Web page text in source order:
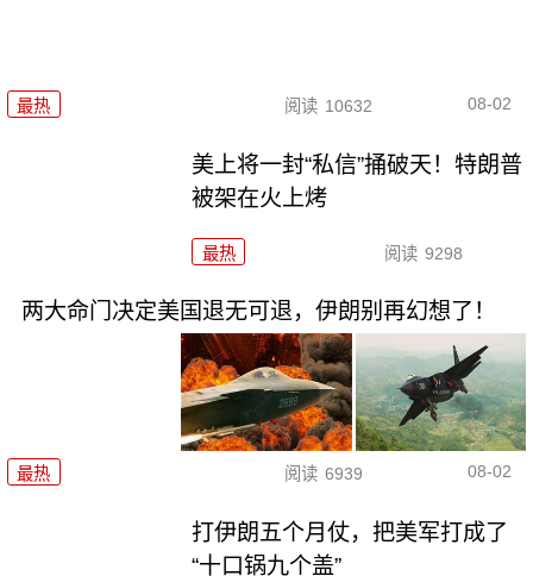
最热 阅读 10632 08-02
美上将一封“私信”捅破天！特朗普
被架在火上烤
最热 阅读 9298
两大命门决定美国退无可退，伊朗别再幻想了！
最热 阅读 6939 08-02
打伊朗五个月仗，把美军打成了
“十口锅九个盖”